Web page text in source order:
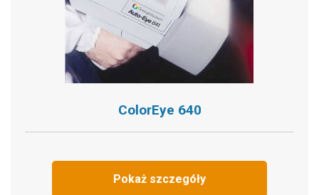
ColorEye 640
Pokaż szczegóły